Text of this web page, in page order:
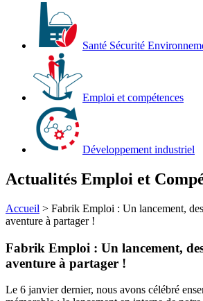
Santé Sécurité
Emploi et compétences
Développement industriel
Actualités Emploi et
Accueil > Fabrik Emploi : Un lancement,
aventure à partager !
Fabrik Emploi : Un lancement,
aventure à partager !
Le 6 janvier dernier, nous avons célébré